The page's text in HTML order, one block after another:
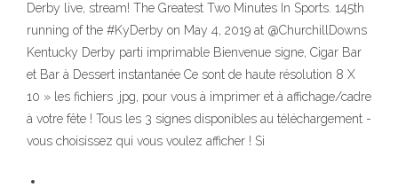
Derby live, stream! The Greatest Two Minutes In Sports. 145th
running of the #KyDerby on May 4, 2019 at @ChurchillDowns
Kentucky Derby parti imprimable Bienvenue signe, Cigar Bar
et Bar à Dessert instantanée Ce sont de haute résolution 8 X
10 » les fichiers .jpg, pour vous à imprimer et à affichage/cadre
à votre fête ! Tous les 3 signes disponibles au téléchargement -
vous choisissez qui vous voulez afficher ! Si